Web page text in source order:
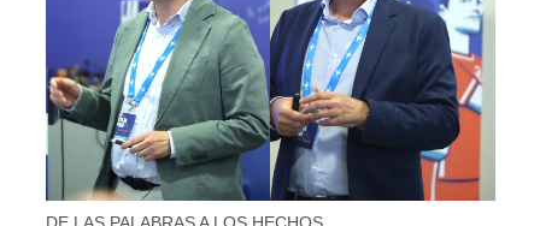
DE LAS PALABRAS A LOS HECHOS